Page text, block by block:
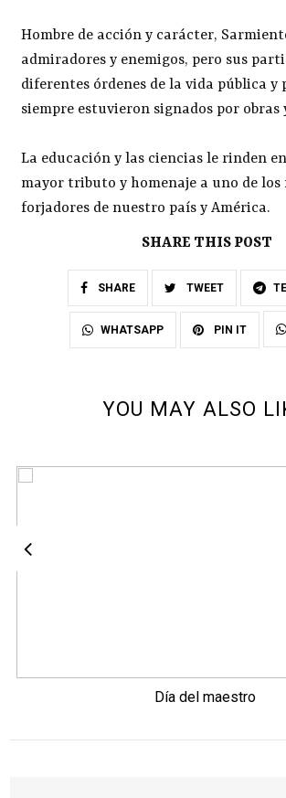
Hombre de acción y carácter,
admiradores y enemigos, pero sus
diferentes órdenes de la vida pública y
siempre estuvieron signados por obras
La educación y las ciencias le rinden
mayor tributo y homenaje a uno de los
forjadores de nuestro país y América.
SHARE THIS POST
SHARE TWEET
WHATSAPP PIN IT
YOU MAY ALSO
Día del maestro